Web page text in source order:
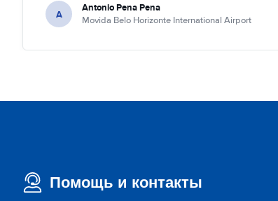
A Antonio Pena Pena
Movida Belo Horizonte International Airport
Помощь и контакты